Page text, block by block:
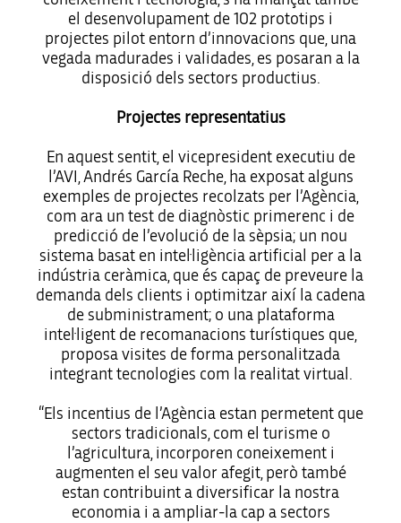
el desenvolupament de 102 prototips i
projectes pilot entorn d’innovacions que, una
vegada madurades i validades, es posaran a la
disposició dels sectors productius.
Projectes representatius
En aquest sentit, el vicepresident executiu de
l’AVI, Andrés García Reche, ha exposat alguns
exemples de projectes recolzats per l’Agència,
com ara un test de diagnòstic primerenc i de
predicció de l’evolució de la sèpsia; un nou
sistema basat en intel·ligència artificial per a la
indústria ceràmica, que és capaç de preveure la
demanda dels clients i optimitzar així la cadena
de subministrament; o una plataforma
intel·ligent de recomanacions turístiques que,
proposa visites de forma personalitzada
integrant tecnologies com la realitat virtual.
“Els incentius de l’Agència estan permetent que
sectors tradicionals, com el turisme o
l’agricultura, incorporen coneixement i
augmenten el seu valor afegit, però també
estan contribuint a diversificar la nostra
economia i a ampliar-la cap a sectors